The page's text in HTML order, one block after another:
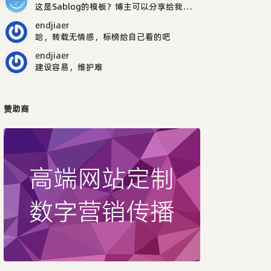
这是Sablog的模板？博主可以分享给我吗，谢谢
endjiaer
哈，转载无情感，标榜给自己看的吧
endjiaer
建设容易，维护难
赞助商